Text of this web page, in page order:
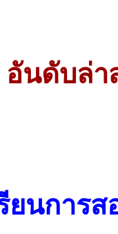
อันดับล่า
ยนการ